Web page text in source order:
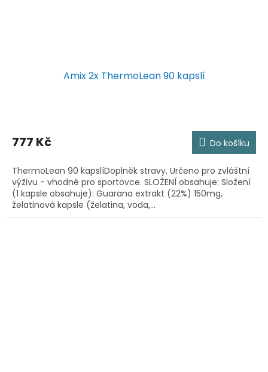
Amix 2x ThermoLean 90 kapslí
777 Kč Do košíku
ThermoLean 90 kapslíDoplněk stravy. Určeno pro zvláštní
výživu - vhodné pro sportovce. SLOŽENÍ obsahuje: Složení
(1 kapsle obsahuje): Guarana extrakt (22%) 150mg,
želatinová kapsle (želatina, voda,...